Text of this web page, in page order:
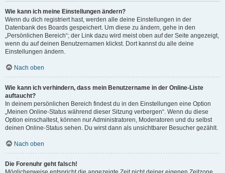
Wie kann ich meine Einstellungen ändern?
Wenn du dich registriert hast, werden alle deine Einstellungen in der
Datenbank des Boards gespeichert. Um diese zu ändern, gehe in den
„Persönlichen Bereich“; der Link dazu wird meist oben auf der Seite angezeigt,
wenn du auf deinen Benutzernamen klickst. Dort kannst du alle deine
Einstellungen ändern.
Nach oben
Wie kann ich verhindern, dass mein Benutzername in der Online-Liste
auftaucht?
In deinem persönlichen Bereich findest du in den Einstellungen eine Option
„Meinen Online-Status während dieser Sitzung verbergen“. Wenn du diese
Option einschaltest, können nur Administratoren, Moderatoren und du selbst
deinen Online-Status sehen. Du wirst dann als unsichtbarer Besucher gezählt.
Nach oben
Die Forenuhr geht falsch!